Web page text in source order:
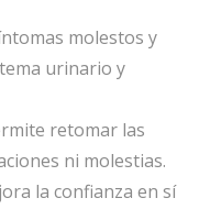
molestos y
urinario y
retomar las
ni molestias.
la confianza en sí